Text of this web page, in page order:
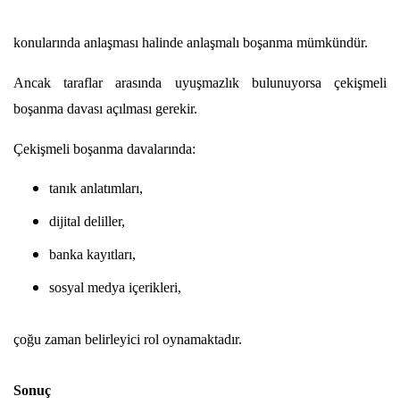
konularında anlaşması halinde anlaşmalı boşanma mümkündür.
Ancak taraflar arasında uyuşmazlık bulunuyorsa çekişmeli
boşanma davası açılması gerekir.
Çekişmeli boşanma davalarında:
tanık anlatımları,
dijital deliller,
banka kayıtları,
sosyal medya içerikleri,
çoğu zaman belirleyici rol oynamaktadır.
Sonuç